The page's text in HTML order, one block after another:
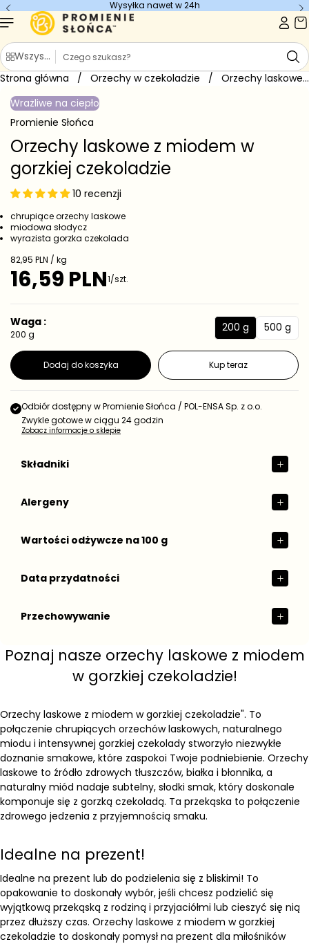
treści
Wysyłka nawet w 24h
Wszystkie kategorie
S
z
u
a
j
Strona główna / Orzechy w czekoladzie / Orzechy laskowe z miodem w...
Przejdź do
o
produkcie
Wrażliwe na ciepło
Promienie Słońca
Orzechy laskowe z miodem w
gorzkiej czekoladzie
10 recenzji
chrupiące orzechy laskowe
miodowa słodycz
wyrazista gorzka czekolada
C
e
j
d
n
s
t
o
w
a
82,95 PLN / kg
C
n
a
r
g
u
r
16,59 PLN1/szt.
Waga :
200 g
2
0
0
g
200 g
5
0
g
500 g
Dodaj do koszyka Kup teraz
Odbiór dostępny wPromienie Słońca / POL-ENSA Sp. z o.o.
Zwykle gotowe w ciągu 24 godzin
Zobacz informacje o sklepie
Składniki
Alergeny
Wartości odżywcze na 100 g
Data przydatności
Przechowywanie
Poznaj nasze orzechy laskowe z miodem
w gorzkiej czekoladzie!
Orzechy laskowe z miodem w gorzkiej czekoladzie". To
połączenie chrupiących orzechów laskowych, naturalnego
miodu i intensywnej gorzkiej czekolady stworzyło niezwykłe
doznanie smakowe, które zaspokoi Twoje podniebienie. Orzechy
laskowe to źródło zdrowych tłuszczów, białka i błonnika, a
naturalny miód nadaje subtelny, słodki smak, który doskonale
komponuje się z gorzką czekoladą. Ta przekąska to połączenie
zdrowego jedzenia z przyjemnością smaku.
Idealne na prezent!
Idealne na prezent lub do podzielenia się z bliskimi! To
opakowanie to doskonały wybór, jeśli chcesz podzielić się
wyjątkową przekąską z rodziną i przyjaciółmi lub cieszyć się nią
przez dłuższy czas. Orzechy laskowe z miodem w gorzkiej
czekoladzie to doskonały pomysł na prezent dla miłośników